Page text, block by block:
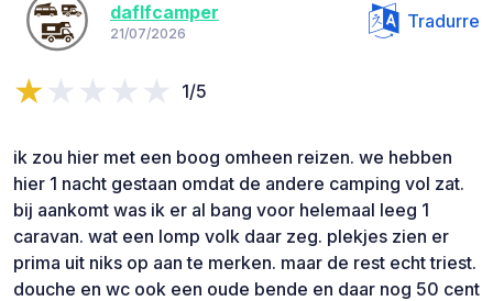
daflfcamper
21/07/2026
Tradurre
1/5
ik zou hier met een boog omheen reizen. we hebben
hier 1 nacht gestaan omdat de andere camping vol zat.
bij aankomt was ik er al bang voor helemaal leeg 1
caravan. wat een lomp volk daar zeg. plekjes zien er
prima uit niks op aan te merken. maar de rest echt triest.
douche en wc ook een oude bende en daar nog 50 cent